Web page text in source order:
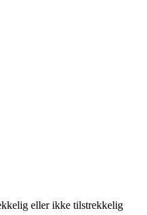
eller ikke tilstrekkelig